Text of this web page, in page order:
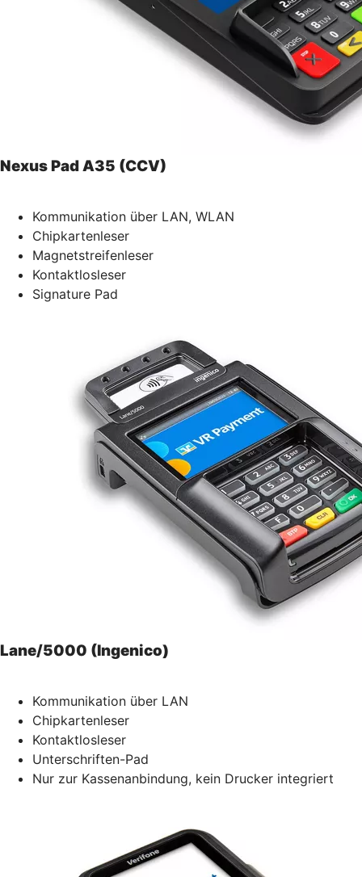
Nexus Pad A35 (CCV)
Kommunikation über LAN, WLAN
Chipkartenleser
Magnetstreifenleser
Kontaktlosleser
Signature Pad
Lane/5000 (Ingenico)
Kommunikation über LAN
Chipkartenleser
Kontaktlosleser
Unterschriften-Pad
Nur zur Kassenanbindung, kein Drucker integriert